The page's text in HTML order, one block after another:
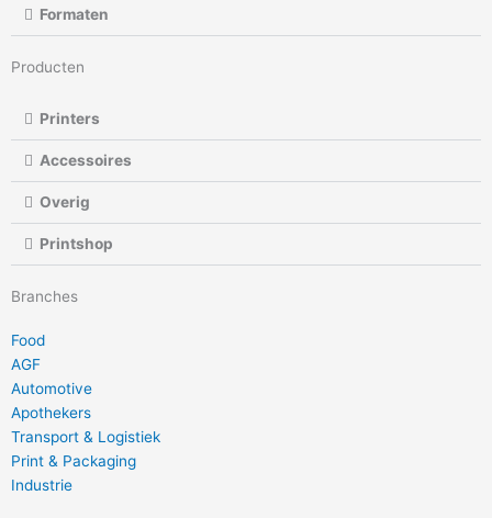
Formaten
Producten
Printers
Accessoires
Overig
Printshop
Branches
Food
AGF
Automotive
Apothekers
Transport & Logistiek
Print & Packaging
Industrie